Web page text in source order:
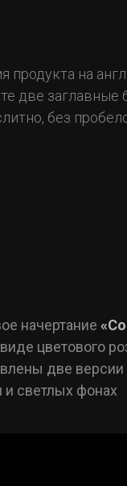
продукта на
две заглавные
без
начертание
цветового
две версии
светлых фонах